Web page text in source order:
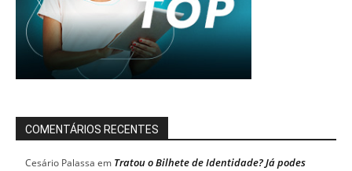
COMENTÁRIOS RECENTES
Cesário Palassa em Tratou o Bilhete de Identidade? Já podes